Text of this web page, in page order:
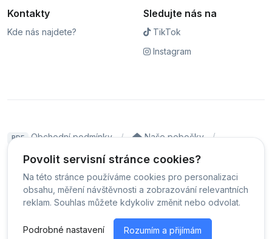
Povolit servisní stránce cookies?
Na této stránce používáme cookies pro personalizaci
obsahu, měření návštěvnosti a zobrazování relevantních
reklam. Souhlas můžete kdykoliv změnit nebo odvolat.
Podrobné nastavení Rozumím a přijímám
Kontakty
Kde nás najdete?
Sledujte nás na
TikTok
Instagram
PDF Obchodní podmínky
Naše pobočky
Čeština
© Servis iPhoneLab - 2026 - Všechna práva vyhrazena.
Změnit preference cookies